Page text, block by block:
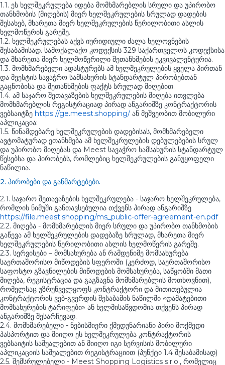
1.1. ეს ხელშეკრულება იდება მომხმარებლის სრული და უპირობო
თანხმობის (მიღების) მიერ ხელშეკრულების სრულად დადების
შესახებ, მხარეთა მიერ ხელშეკრულების წერილობითი ასლის
ხელმოწერის გარეშე.
1.2. ხელშეკრულებას აქვს იურიდიული ძალა ხელოვნების
შესაბამისად. სამოქალაქო კოდექსის 329 საქართველოს კოდექსისა
და მხარეთა მიერ ხელმოწერილი შეთანხმების ეკვივალენტურია.
1.3. მომხმარებელი ადასტურებს ამ ხელშეკრულების ყველა პირთან
და მეესტის სავაჭრო სამსახურის სტანდარტულ პირობებთან
გაცნობისა და შეთანხმების ფაქტს სრულად მიღებით.
1.4. ამ საჯარო შეთავაზების ხელშეკრულების მიღება ითვლება
მომხმარებლის რეგისტრაციად პირად ანგარიშზე კონტრაქტორის
ვებსაიტზე https://ge.meest.shopping/ ან მეშვეობით მობილური
აპლიკაცია:
1.5. წინამდებარე ხელშეკრულების დადებისას, მომხმარებელი
ავტომატურად ეთანხმება ამ ხელშეკრულების დებულებების სრულ
და უპირობო მიღებას და Meest სავაჭრო სამსახურის სტანდარტულ
წესებსა და პირობებს, რომლებიც ხელშეკრულების განუყოფელი
ნაწილია.
2. პირობები და განმარტებები.
2.1. საჯარო შეთავაზების ხელშეკრულება - საჯარო ხელშეკრულება,
რომლის ნიმუში განთავსებულია თქვენს პირად ანგარიშზე
https://file.meest.shopping/ms_public-offer-agreement-en.pdf
2.2. მიღება - მომხმარებლის მიერ სრული და უპირობო თანხმობის
გაწევა ამ ხელშეკრულების დადებაზე სრულად, მხარეთა მიერ
ხელშეკრულების წერილობითი ასლის ხელმოწერის გარეშე.
2.3. სერვისები – მომსახურება ან რამდენიმე მომსახურება
საერთაშორისო მიწოდების სფეროში (კერძოდ, საერთაშორისო
საფოსტო გზავნილების მიწოდების მომსახურება, საწყობში მათი
მიღება, რეგისტრაცია და გაგზავნა მომხმარებლის მოთხოვნით),
რომელსაც უზრუნველყოფს კონტრაქტორი და მითითებულია
კონტრაქტორის ვებ-გვერდის შესაბამის ნაწილში «დამატებითი
მომსახურების ტარიფები» ან ხელმისაწვდომია თქვენს პირად
ანგარიშზე შესარჩევად.
2.4. მომხმარებელი - ნებისმიერი ქმედუნარიანი პირი მოქმედი
პასპორტით და მიიღო ეს ხელშეკრულება კონტრაქტორის
ვებსაიტის საშუალებით ან მიიღო იგი სერვისის მობილური
აპლიკაციის საშუალებით რეგისტრაციით (პუნქტი 1.4 შესაბამისად)
2.5. შემსრულებელი - Meest Shopping Logistics s.r.o., რომელიც